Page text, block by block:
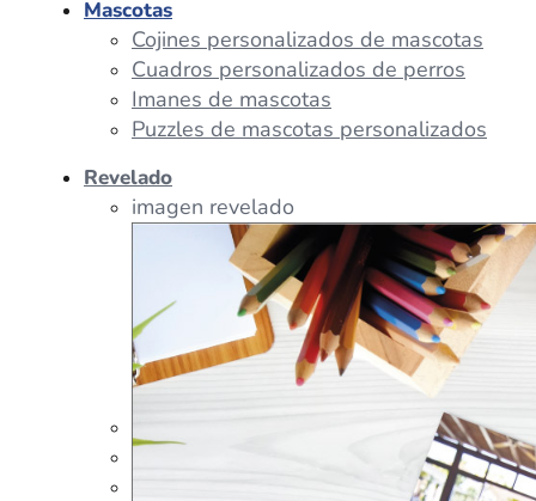
Tazas Personalizadas
Mascotas
Cojines personalizados de mascotas
Cuadros personalizados de perros
Imanes de mascotas
Puzzles de mascotas personalizados
Revelado
imagen revelado